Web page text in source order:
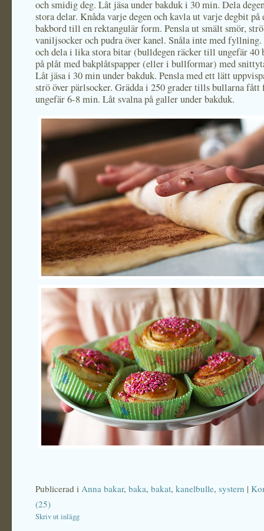
och smidig deg. Låt jäsa under bakduk i 30 min. Dela
stora delar. Knåda varje degen och kavla ut varje degbit
bakbord till en rektangulär form. Pensla ut smält smör, strö
vaniljsocker och pudra över kanel. Snåla inte med
och dela i lika stora bitar (bulldegen räcker till ungefär 40
på plåt med bakplåtspapper (eller i bullformar) med
Låt jäsa i 30 min under bakduk. Pensla med ett lätt
strö över pärlsocker. Grädda i 250 grader tills bullarna fått
ungefär 6-8 min. Låt svalna på galler under bakduk.
Publicerad i Anna bakar, baka, bakat, kanelbulle, systern |
(25)
Skriv ut inlägg